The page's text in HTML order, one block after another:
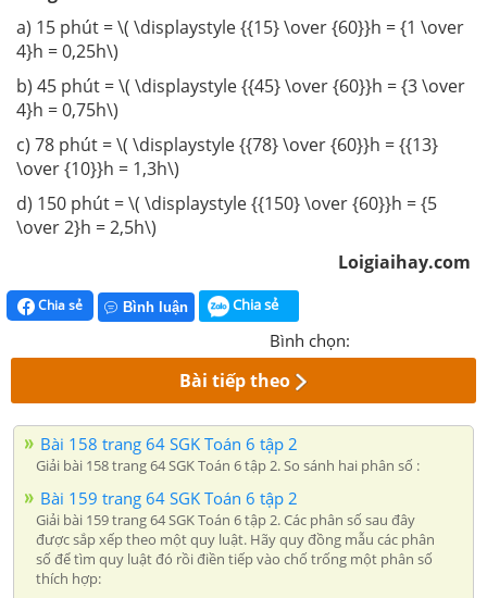
a) 15 phút = \( \displaystyle {{15} \over {60}}h = {1 \over
4}h = 0,25h\)
b) 45 phút = \( \displaystyle {{45} \over {60}}h = {3 \over
4}h = 0,75h\)
c) 78 phút = \( \displaystyle {{78} \over {60}}h = {{13}
\over {10}}h = 1,3h\)
d) 150 phút = \( \displaystyle {{150} \over {60}}h = {5
\over 2}h = 2,5h\)
Loigiaihay.com
Chia sẻ Bình luận Chia sẻ
Bình chọn:
Bài tiếp theo
Bài 158 trang 64 SGK Toán 6 tập 2
Giải bài 158 trang 64 SGK Toán 6 tập 2. So sánh hai phân số :
Bài 159 trang 64 SGK Toán 6 tập 2
Giải bài 159 trang 64 SGK Toán 6 tập 2. Các phân số sau đây
được sắp xếp theo một quy luật. Hãy quy đồng mẫu các phân
số để tìm quy luật đó rồi điền tiếp vào chố trống một phân số
thích hợp: